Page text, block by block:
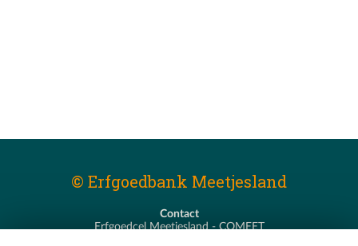
© Erfgoedbank Meetjesland
Contact
Erfgoedcel Meetjesland - COMEET